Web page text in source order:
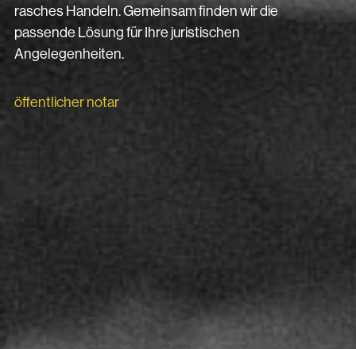
rasches Handeln. Gemeinsam finden wir die
passende Lösung für Ihre juristischen
Angelegenheiten.
öffentlicher notar